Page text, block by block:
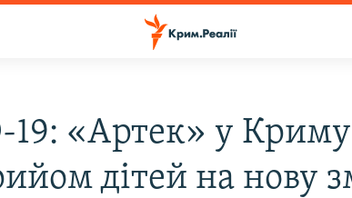
19: «Артек» у Криму
дітей на нову